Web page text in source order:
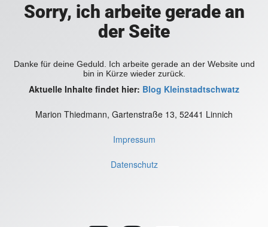
Sorry, ich arbeite gerade an
der Seite
Danke für deine Geduld. Ich arbeite gerade an der Website und
bin in Kürze wieder zurück.
Aktuelle Inhalte findet hier: Blog Kleinstadtschwatz
Marion Thiedmann, Gartenstraße 13, 52441 Linnich
Impressum
Datenschutz